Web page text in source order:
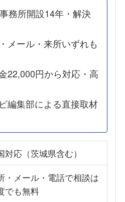
務所開設14年・解決
メール・来所いずれも
22,000円から対応・高
編集部による直接取材
対応（茨城県含む）
・メール・電話で相談は
でも無料